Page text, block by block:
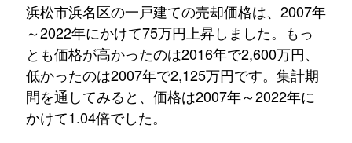
浜松市浜名区の一戸建ての売却価格は、2007年
～2022年にかけて75万円上昇しました。もっ
とも価格が高かったのは2016年で2,600万円、
低かったのは2007年で2,125万円です。集計期
間を通してみると、価格は2007年～2022年に
かけて1.04倍でした。